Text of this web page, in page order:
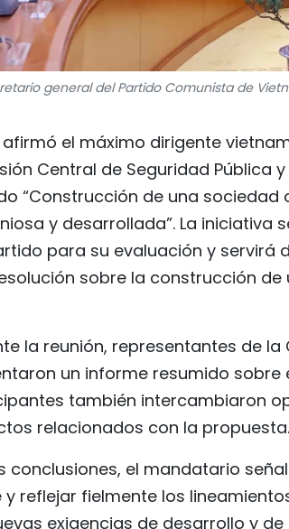
general del Partido Comunista de
afirmó el máximo dirigente
Central de Seguridad
“Construcción de una sociedad
y desarrollada”. La iniciativa
para su evaluación y servirá
sobre la construcción
la reunión, representantes de
un informe resumido
también intercambiaron
relacionados con la propuesta.
conclusiones, el mandatario
y reflejar fielmente los
exigencias de desarrollo y